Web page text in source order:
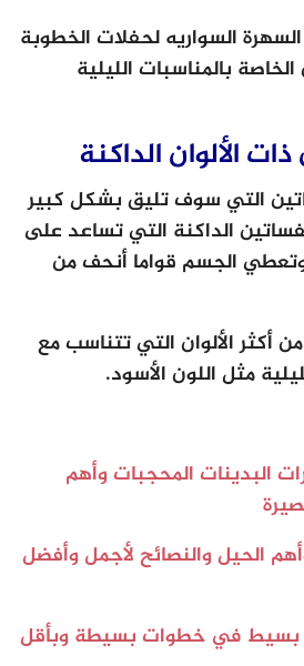
السواريه لحفلات الخطوبة
بالمناسبات الليلية
الألوان الداكنة
التي سوف تليق بشكل كبير
الداكنة التي تساعد على
الجسم قواما أنحف من
أكثر الألوان التي تتناسب مع
مثل اللون الأسود.
البدينات المحجبات وأهم
الحيل والنصائح لأجمل وأفضل
بسيط في خطوات بسيطة وبأقل